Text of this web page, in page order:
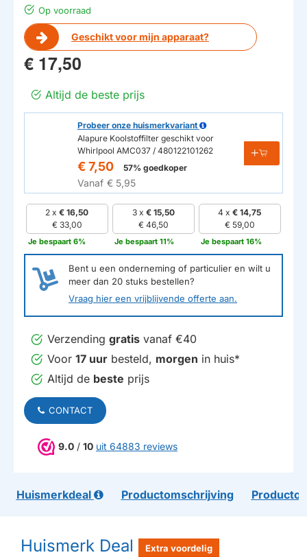
Op voorraad
Geschikt voor mijn apparaat?
€ 17,50
Altijd de beste prijs
Probeer onze huismerkvariant
Alapure Koolstoffilter geschikt voor
Whirlpool AMC037 / 480122101262
€ 7,50 57% goedkoper
Vanaf € 5,95
2 x€ 16,50
€ 33,00
Je bespaart 6%
3 x € 15,50
€ 46,50
Je bespaart 11%
4 x€ 14,75
€ 59,00
Je bespaart 16%
Bent u een onderneming of particulier en wilt u
meer dan 20 stuks bestellen?
Vraag hier een vrijblijvende offerte aan.
Verzending gratis vanaf €40
Voor 17 uur besteld, morgen in huis*
Altijd de beste prijs
CONTACT
9.0 / 10 uit 64883 reviews
Huismerkdeal Productomschrijving
Huismerk Deal Extra voordelig